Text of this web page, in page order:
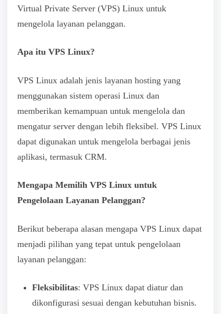
Virtual Private Server (VPS) Linux untuk
mengelola layanan pelanggan.
Apa itu VPS Linux?
VPS Linux adalah jenis layanan hosting yang
menggunakan sistem operasi Linux dan
memberikan kemampuan untuk mengelola dan
mengatur server dengan lebih fleksibel. VPS Linux
dapat digunakan untuk mengelola berbagai jenis
aplikasi, termasuk CRM.
Mengapa Memilih VPS Linux untuk
Pengelolaan Layanan Pelanggan?
Berikut beberapa alasan mengapa VPS Linux dapat
menjadi pilihan yang tepat untuk pengelolaan
layanan pelanggan:
Fleksibilitas: VPS Linux dapat diatur dan
dikonfigurasi sesuai dengan kebutuhan bisnis.